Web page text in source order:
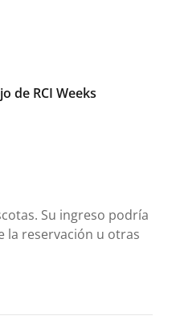
de RCI Weeks
Su ingreso podría
la reservación u otras